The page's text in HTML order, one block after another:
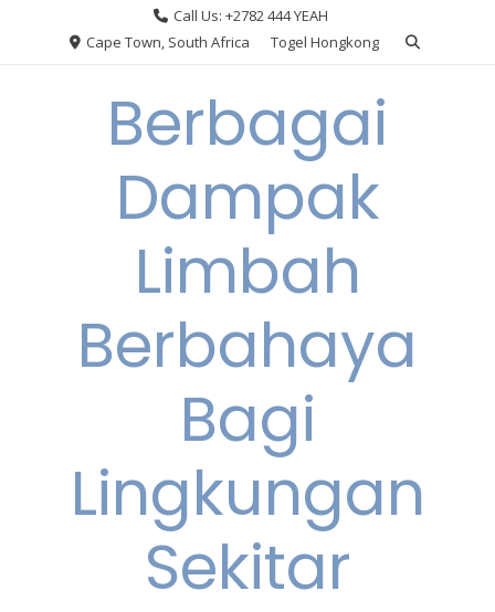
Call Us: +2782 444 YEAH
Cape Town, South Africa
Togel Hongkong
Berbagai
Dampak
Limbah
Berbahaya
Bagi
Lingkungan
Sekitar